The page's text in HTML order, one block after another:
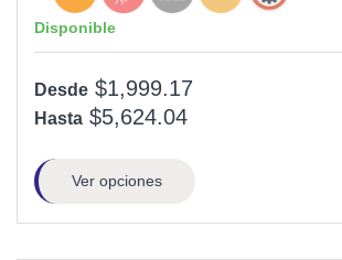
Disponible
Desde $1,999.17
Hasta $5,624.04
Ver opciones